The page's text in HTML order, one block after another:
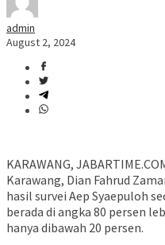
admin
August 2, 2024
KARAWANG,
Karawang, Dian Fahrud
hasil survei Aep Syaepuloh
berada di angka 80 persen
hanya dibawah 20 persen.